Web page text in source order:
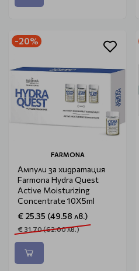
-20%
FARMONA
Ампули за хидратация
Farmona Hydra Quest
Active Moisturizing
Concentrate 10X5ml
€ 25.35 (49.58 лв.)
€ 31.70 (62.00 лв.)